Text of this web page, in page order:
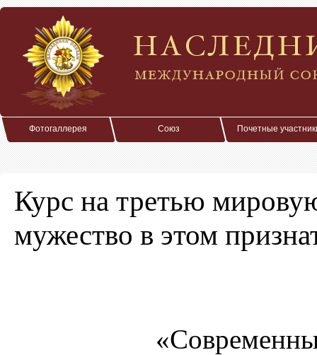
Фотогаллерея Союз Почетные
Курс на третью
мужество в этом